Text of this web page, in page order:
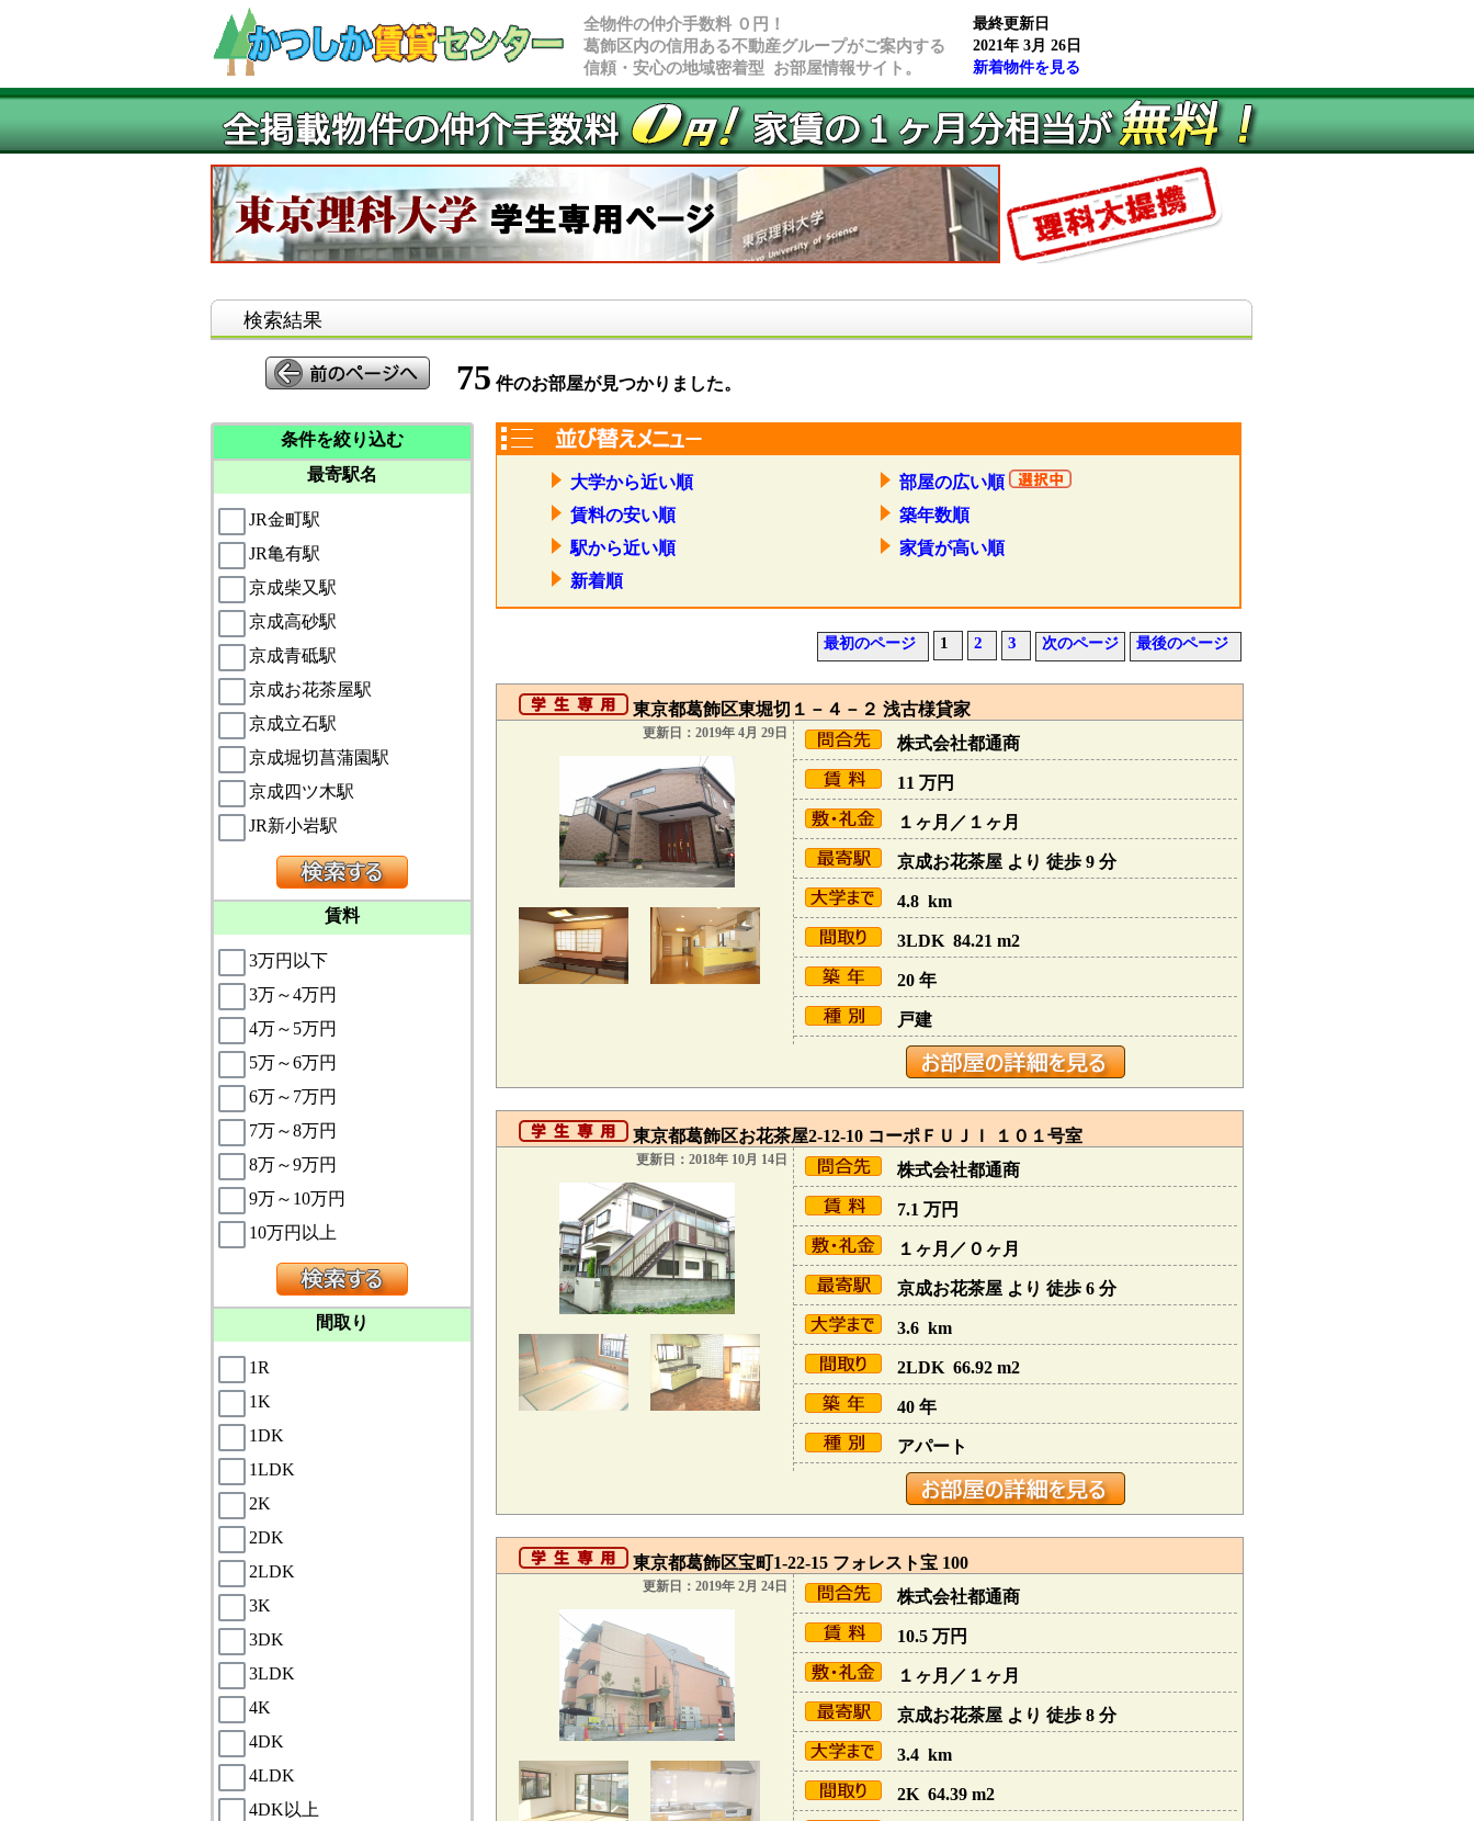
全物件の仲介手数料 ０円！
葛飾区内の信用ある不動産グループがご案内する
信頼・安心の地域密着型 お部屋情報サイト。
最終更新日
2021年 3月 26日
新着物件を見る
検索結果
75 件のお部屋が見つかりました。
条件を絞り込む
最寄駅名
JR金町駅
JR亀有駅
京成柴又駅
京成高砂駅
京成青砥駅
京成お花茶屋駅
京成立石駅
京成堀切菖蒲園駅
京成四ツ木駅
JR新小岩駅
賃料
3万円以下
3万～4万円
4万～5万円
5万～6万円
6万～7万円
7万～8万円
8万～9万円
9万～10万円
10万円以上
間取り
1R
1K
1DK
1LDK
2K
2DK
2LDK
3K
3DK
3LDK
4K
4DK
4LDK
4DK以上
大学から近い順
賃料の安い順
駅から近い順
新着順
部屋の広い順
築年数順
家賃が高い順
最初のページ 1 2 3 次のページ 最後のページ
東京都葛飾区東堀切１－４－２ 浅古様貸家
更新日：2019年 4月 29日
株式会社都通商
11 万円
１ヶ月／１ヶ月
京成お花茶屋 より 徒歩 9 分
4.8 km
3LDK 84.21 m2
20 年
戸建
東京都葛飾区お花茶屋2-12-10 コーポＦＵＪＩ １０１号室
更新日：2018年 10月 14日
株式会社都通商
7.1 万円
１ヶ月／０ヶ月
京成お花茶屋 より 徒歩 6 分
3.6 km
2LDK 66.92 m2
40 年
アパート
東京都葛飾区宝町1-22-15 フォレスト宝 100
更新日：2019年 2月 24日
株式会社都通商
10.5 万円
１ヶ月／１ヶ月
京成お花茶屋 より 徒歩 8 分
3.4 km
2K 64.39 m2